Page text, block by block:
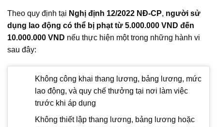
Theo quy định tại Nghị định 12/2022 NĐ-CP, người sử
dụng lao động có thể bị phạt từ 5.000.000 VND đến
10.000.000 VND nếu thực hiện một trong những hành vi
sau đây:
Không công khai thang lương, bảng lương, mức
lao động, và quy chế thưởng tại nơi làm việc
trước khi áp dụng
Không thiết lập thang lương, bảng lương hoặc